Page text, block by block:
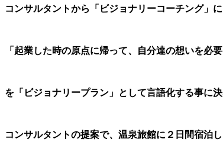
コンサルタントから「ビジョナリーコーチング」
「起業した時の原点に帰って、自分達の想いを必
を「ビジョナリープラン」として言語化する事に決
コンサルタントの提案で、温泉旅館に２日間宿泊し